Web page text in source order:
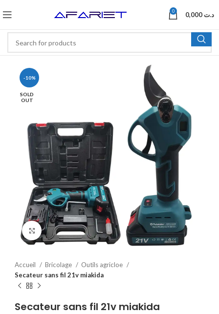
0 د.ت
-10%
SOLD
OUT
Click to enlarge
Accueil Bricolage
Outils agricloe
Secateur sans fil 21v miakida
Secateur sans fil 21v miakida